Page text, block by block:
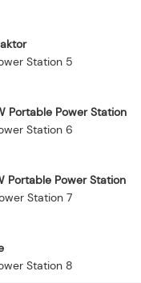
Portable Power Station
Power Station